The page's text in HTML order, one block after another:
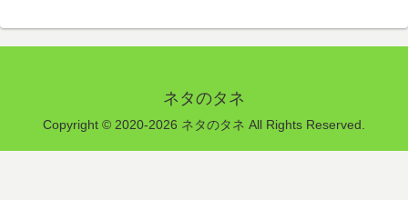
ネタのタネ
Copyright © 2020-2026 ネタのタネ All Rights Reserved.